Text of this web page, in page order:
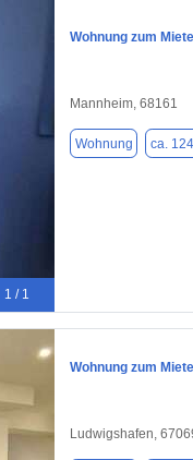
1 / 1
Wohnung zum
Mannheim, 68161
Wohnung ca.
Wohnung zum
Ludwigshafen,